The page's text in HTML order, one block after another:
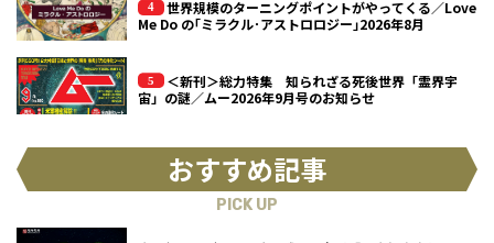
世界規模のターニングポイントがやってくる／Love
Me Do の｢ミラクル･アストロロジー｣2026年8月
＜新刊＞総力特集 知られざる死後世界「霊界宇
宙」の謎／ムー2026年9月号のお知らせ
おすすめ記事
PICK UP